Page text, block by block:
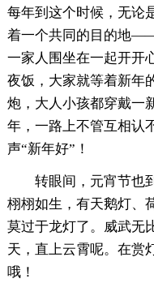
每年到这个时候，无论
着一个共同的目的地
一家人围坐在一起开开
夜饭，大家就等着新年
炮，大人小孩都穿戴一
年，一路上不管互相认
声“新年好”！
转眼间，元宵节也
栩栩如生，有天鹅灯
莫过于龙灯了。威武无
天，直上云霄呢。在赏
哦！